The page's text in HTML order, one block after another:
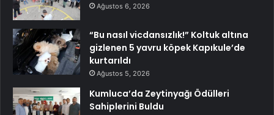
Ağustos 6, 2026
“Bu nasıl vicdansızlık!” Koltuk altına
gizlenen 5 yavru köpek Kapıkule’de
kurtarıldı
Ağustos 5, 2026
Kumluca’da Zeytinyağı Ödülleri
Sahiplerini Buldu